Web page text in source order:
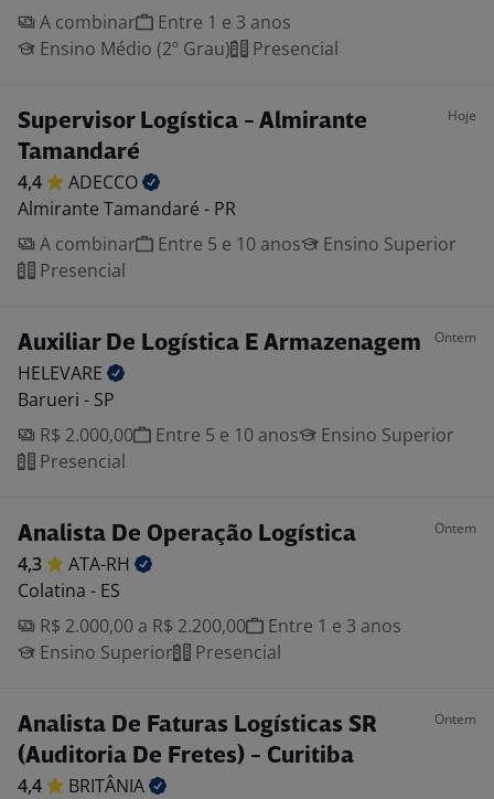
A combinar
Entre 1 e 3 anos
Ensino Médio (2º Grau)
Presencial
Supervisor Logística - Almirante
Tamandaré
Hoje
4,4
ADECCO
Almirante Tamandaré - PR
A combinar
Entre 5 e 10 anos
Ensino Superior
Presencial
Auxiliar De Logística E Armazenagem Ontem
HELEVARE
Barueri - SP
R$ 2.000,00
Entre 5 e 10 anos
Ensino Superior
Presencial
Analista De Operação Logística Ontem
4,3
ATA-RH
Colatina - ES
R$ 2.000,00 a R$ 2.200,00
Entre 1 e 3 anos
Ensino Superior
Presencial
Analista De Faturas Logísticas SR
(Auditoria De Fretes) - Curitiba
Ontem
4,4
BRITÂNIA